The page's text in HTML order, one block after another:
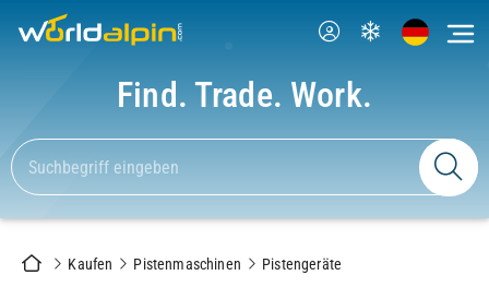
Find. Trade. Work.
Kaufen Pistenmaschinen Pistengeräte